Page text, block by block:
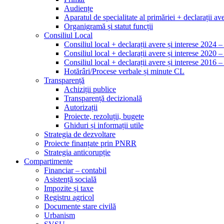
Audiențe
Aparatul de specialitate al primăriei + declarații
Organigramă și statut funcții
Consiliul Local
Consiliul local + declarații avere și interese 2024
Consiliul local + declarații avere și interese 2020
Consiliul local + declarații avere și interese 2016
Hotărâri/Procese verbale și minute CL
Transparență
Achiziții publice
Transparență decizională
Autorizații
Proiecte, rezoluții, bugete
Ghiduri și informații utile
Strategia de dezvoltare
Proiecte finanțate prin PNRR
Strategia anticorupție
Compartimente
Financiar – contabil
Asistență socială
Impozite și taxe
Registru agricol
Documente stare civilă
Urbanism